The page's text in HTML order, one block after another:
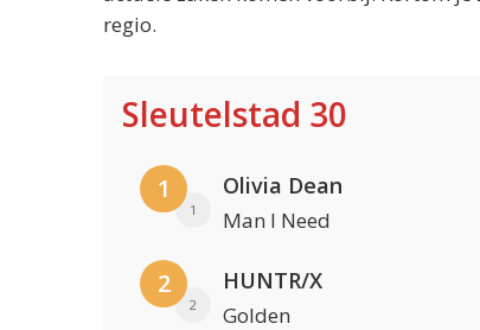
regio.
Sleutelstad 30
1
1
Olivia Dean
Man I Need
2
2
HUNTR/X
Golden